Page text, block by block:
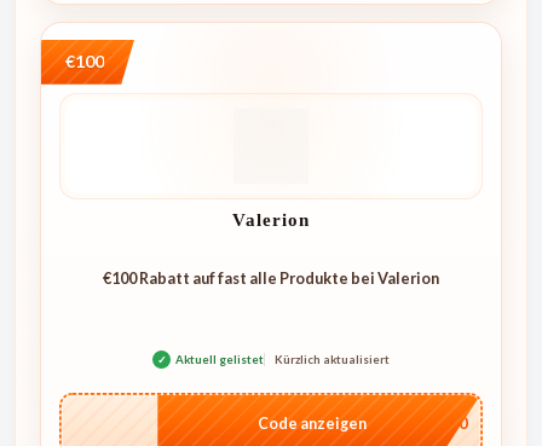
€100
Valerion
€100 Rabatt auf fast alle Produkte bei Valerion
✓ Aktuell gelistet Kürzlich aktualisiert
…L100
Code anzeigen